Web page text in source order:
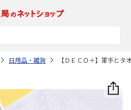
日用品・雑貨 【ＤＥＣＯ＋】軍手と